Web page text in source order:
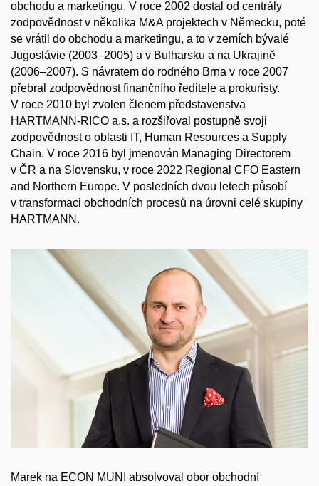
obchodu a marketingu. V roce 2002 dostal od centrály
zodpovědnost v několika M&A projektech v Německu, poté
se vrátil do obchodu a marketingu, a to v zemích bývalé
Jugoslávie (2003–2005) a v Bulharsku a na Ukrajině
(2006–2007). S návratem do rodného Brna v roce 2007
přebral zodpovědnost finančního ředitele a prokuristy.
V roce 2010 byl zvolen členem představenstva
HARTMANN-RICO a.s. a rozšiřoval postupně svoji
zodpovědnost o oblasti IT, Human Resources a Supply
Chain. V roce 2016 byl jmenován Managing Directorem
v ČR a na Slovensku, v roce 2022 Regional CFO Eastern
and Northern Europe. V posledních dvou letech působí
v transformaci obchodních procesů na úrovni celé skupiny
HARTMANN.
Marek na ECON MUNI absolvoval obor obchodní